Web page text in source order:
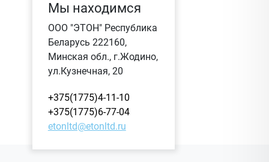
Мы находимся
ООО "ЭТОН" Республика
Беларусь 222160,
Минская обл., г.Жодино,
ул.Кузнечная, 20
+375(1775)4-11-10
+375(1775)6-77-04
etonltd@etonltd.ru